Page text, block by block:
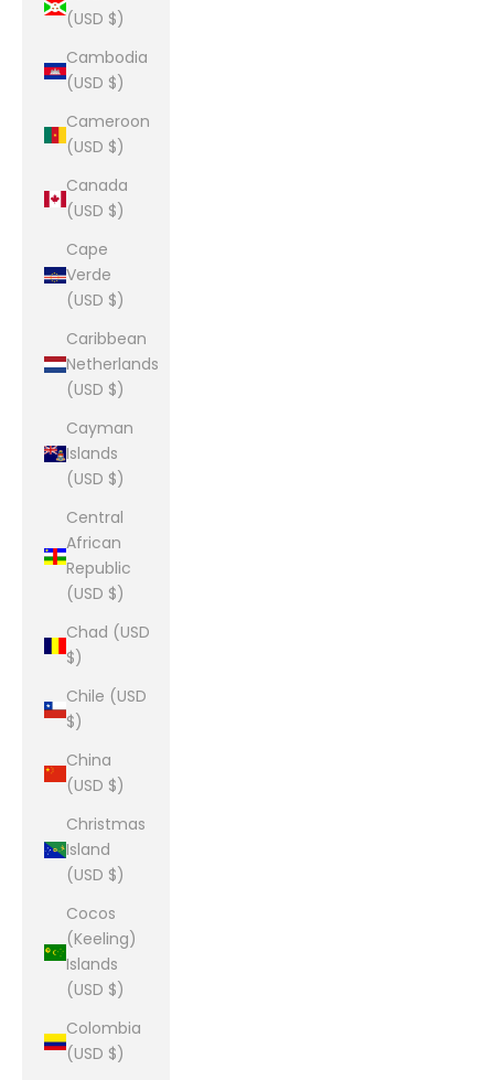
(USD $)
Cambodia
(USD $)
Cameroon
(USD $)
Canada
(USD $)
Cape
Verde
(USD $)
Caribbean
Netherlands
(USD $)
Cayman
Islands
(USD $)
Central
African
Republic
(USD $)
Chad (USD
$)
Chile (USD
$)
China
(USD $)
Christmas
Island
(USD $)
Cocos
(Keeling)
Islands
(USD $)
Colombia
(USD $)